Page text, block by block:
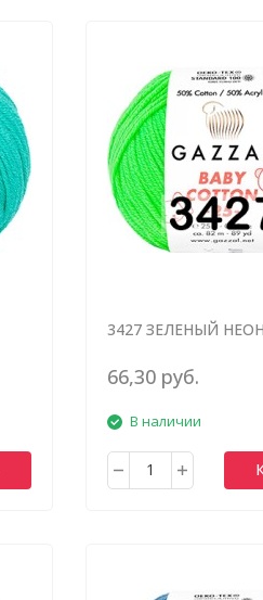
3427 ЗЕЛЕНЫЙ НЕОН
66,30 руб.
В наличии